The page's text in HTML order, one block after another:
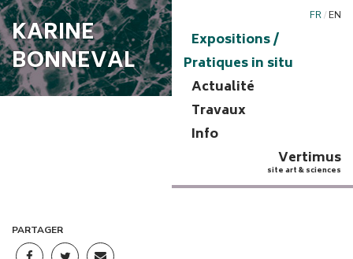
KARINE
BONNEVAL
FR/EN
Expositions /
Pratiques in situ
Actualité
Travaux
Info
Vertimus
site art & sciences
PARTAGER